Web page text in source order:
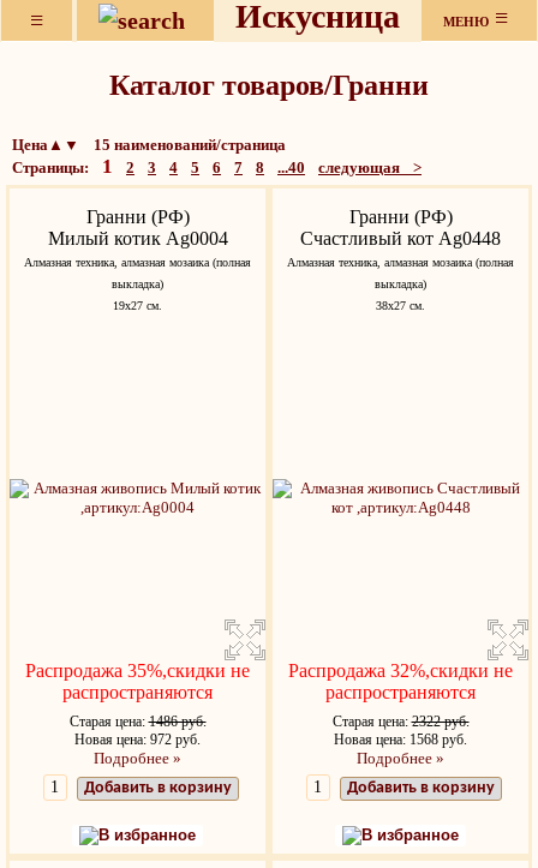
≡ Искусница МЕНЮ ≡
Каталог товаров/Гранни
Цена▲▼ 15 наименований/страница
Страницы: 1 2 3 4 5 6 7 8 ...40 следующая >
Гранни (РФ)
Милый котик Ag0004
Алмазная техника, алмазная мозаика (полная
выкладка)
19х27 см.
Распродажа 35%,скидки не
распространяются
Старая цена:1486 руб.
Новая цена: 972 руб.
Подробнее »
Добавить в корзину
В избранное
Гранни (РФ)
Счастливый кот Ag0448
Алмазная техника, алмазная мозаика (полная
выкладка)
38х27 см.
Распродажа 32%,скидки не
распространяются
Старая цена:2322 руб.
Новая цена: 1568 руб.
Подробнее »
Добавить в корзину
В избранное